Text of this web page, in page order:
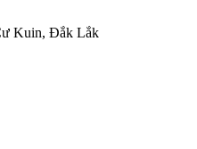
Kuin, Đắk Lắk